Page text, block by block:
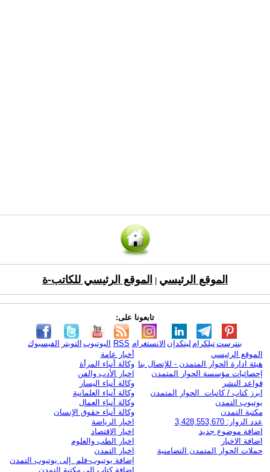
الموقع الرئيسي الموقع الرئيسي للكاتب-ة
تابعونا على:
الفيسبوك التويتر اليوتيوب RSS الانستغرام لينكدإن تيلكرامبنترست
الموقع الرئيسي
هيئة ادارة الحوار المتمدن - للإتصال بنا
إحصائيات مؤسسة الحوار المتمدن
قواعد النشر
ابرز كتاب / كاتبات الحوار المتمدن
يوتيوب التمدن
مكتبة التمدن
عدد الزوار: 3,428,553,670
اضافة موضوع جديد
اضافة الاخبار
حملات الحوار المتمدن التضامنية
أخبار عامة
وكالة أنباء المرأة
اخبار الأدب والفن
وكالة أنباء اليسار
وكالة أنباء العلمانية
وكالة أنباء العمال
وكالة أنباء حقوق الإنسان
اخبار الرياضة
اخبار الاقتصاد
اخبار الطب والعلوم
اخبار التمدن
إضافة يوتيوب-فلم إلى يوتيوب التمدن
إضافة كتاب إلى مكتبة التمدن